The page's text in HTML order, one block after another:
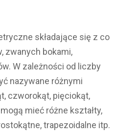
składające się z co
zwanych bokami,
W zależności od liczby
nazywane różnymi
czworokąt, pięciokąt,
mieć różne kształty,
trapezoidalne itp.